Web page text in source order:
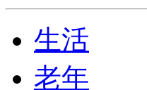
生活
老年